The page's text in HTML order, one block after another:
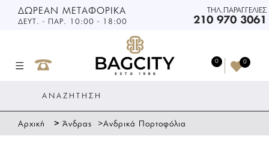
ΔΩΡΕΑΝ ΜΕΤΑΦΟΡΙΚΑ
0 0
ΔΕΥΤ. - ΠΑΡ. 10:00 - 18:00
ΤΗΛ.ΠΑΡΑΓΓΕΛΙΕΣ
210 970 3061
Αρχική > Άνδρας >Ανδρικά Πορτοφόλια